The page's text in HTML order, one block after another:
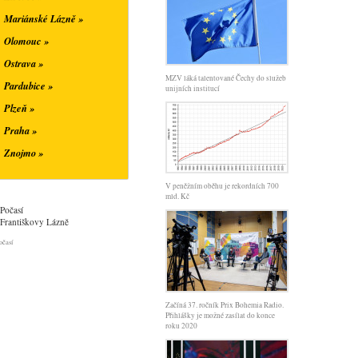
MZV láká talentované Čechy do služeb
unijních institucí
V peněžním oběhu je rekordních 700
mld. Kč
Začíná 37. ročník Prix Bohemia Radio.
Přihlášky je možné zasílat do konce
roku 2020
Mariánské Lázně »
Olomouc »
Ostrava »
Pardubice »
Plzeň »
Praha »
Znojmo »
Počasí
Františkovy Lázně